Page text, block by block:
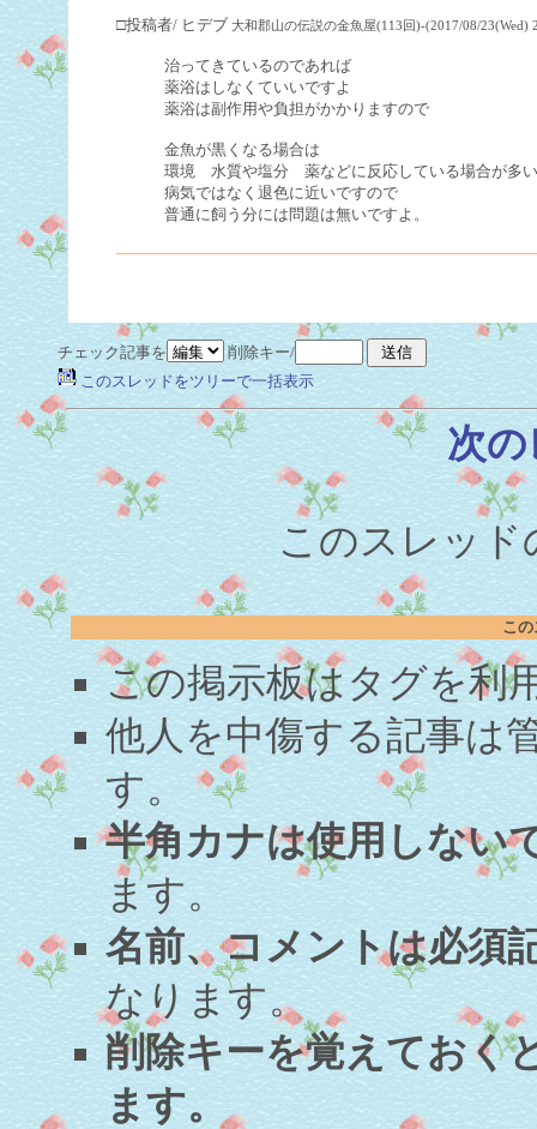
□投稿者/ ヒデブ 大和郡山の伝説の金魚屋(113回)-(2017/08/23(Wed)
治ってきているのであれば
薬浴はしなくていいですよ
薬浴は副作用や負担がかかりますので
金魚が黒くなる場合は
環境 水質や塩分 薬などに反応している場合が多
病気ではなく退色に近いですので
普通に飼う分には問題は無いですよ。
チェック記事を
削除キー/
このスレッドをツリーで一括表示
次の
このスレッド
こ
この掲示板はタグを利
他人を中傷する記事は
す。
半角カナは使用しない
ます。
名前、コメントは必須
なります。
削除キーを覚えておく
ます。